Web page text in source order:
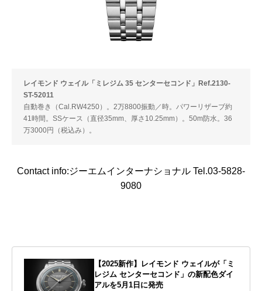
レイモンド ウェイル「ミレジム 35 センターセコンド」Ref.2130-
ST-52011
自動巻き（Cal.RW4250）。2万8800振動／時。パワーリザーブ約
41時間。SSケース（直径35mm、厚さ10.25mm）。50m防水。36
万3000円（税込み）。
Contact info:ジーエムインターナショナル Tel.03-5828-
9080
【2025新作】レイモンド ウェイルが「ミ
レジム センターセコンド」の新配色ダイ
アルを5月1日に発売